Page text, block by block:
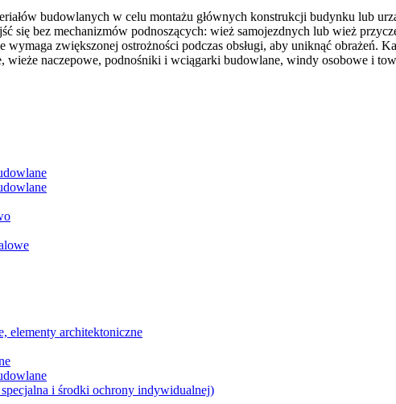
budowlanych w celu montażu głównych konstrukcji budynku lub
się bez mechanizmów podnoszących: wież samojezdnych lub wież
wymaga zwiększonej ostrożności podczas obsługi, aby uniknąć obrażeń.
wieże naczepowe, podnośniki i wciągarki budowlane, windy osobowe i
elementy architektoniczne
i środki ochrony indywidualnej)